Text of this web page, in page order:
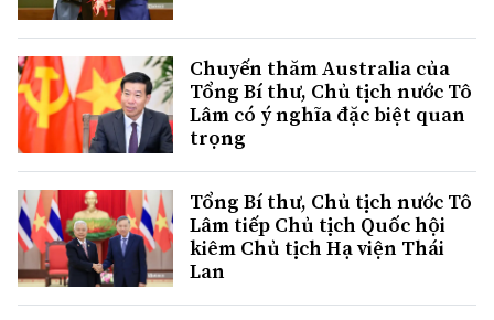
Chuyến thăm Australia của
Tổng Bí thư, Chủ tịch nước Tô
Lâm có ý nghĩa đặc biệt quan
trọng
Tổng Bí thư, Chủ tịch nước Tô
Lâm tiếp Chủ tịch Quốc hội
kiêm Chủ tịch Hạ viện Thái
Lan